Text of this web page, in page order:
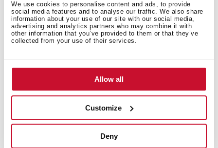
We use cookies to personalise content and ads, to provide
social media features and to analyse our traffic. We also share
information about your use of our site with our social media,
advertising and analytics partners who may combine it with
other information that you’ve provided to them or that they’ve
collected from your use of their services.
Allow all
Customize
Deny
Διάταξη νεροχύτη